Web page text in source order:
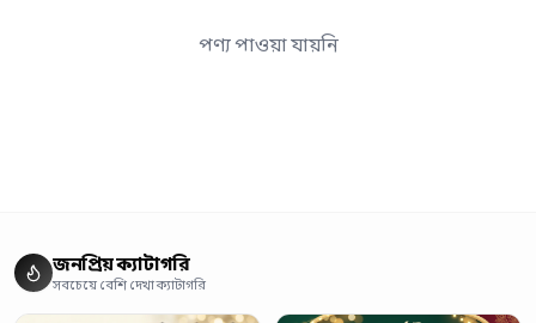
পণ্য পাওয়া যায়নি
জনপ্রিয় ক্যাটাগরি
সবচেয়ে বেশি দেখা ক্যাটাগরি